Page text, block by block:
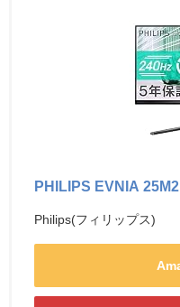
PHILIPS EVNIA
Philips(フィリップス)